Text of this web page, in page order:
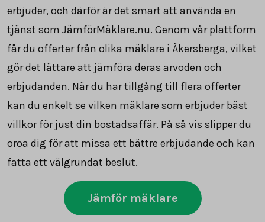
erbjuder, och därför är det smart att använda en
tjänst som JämförMäklare.nu. Genom vår plattform
får du offerter från olika mäklare i Åkersberga, vilket
gör det lättare att jämföra deras arvoden och
erbjudanden. När du har tillgång till flera offerter
kan du enkelt se vilken mäklare som erbjuder bäst
villkor för just din bostadsaffär. På så vis slipper du
oroa dig för att missa ett bättre erbjudande och kan
fatta ett välgrundat beslut.
Jämför mäklare